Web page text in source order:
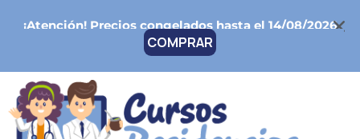
¡Atención!Precios congelados hasta el 14/08/2026
COMPRAR